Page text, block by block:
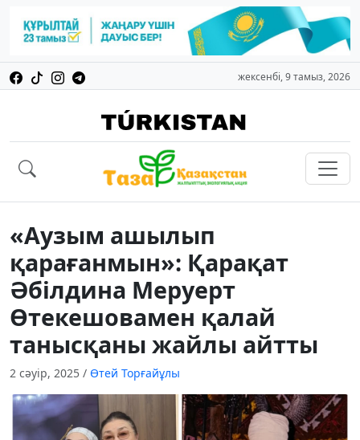
жексенбі, 9 тамыз, 2026
«Аузым ашылып
қарағанмын»: Қарақат
Әбілдина Меруерт
Өтекешовамен қалай
танысқаны жайлы айтты
2 сәуір, 2025 / Өтей Торғайұлы